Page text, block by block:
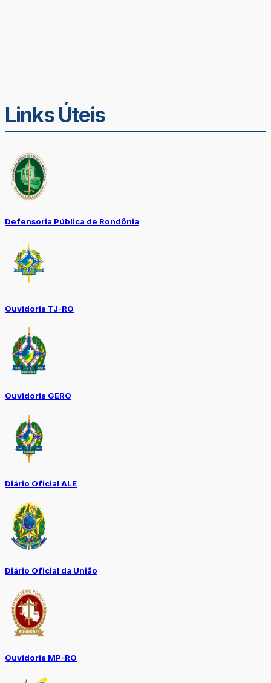
Links Úteis
Defensoria Pública de Rondônia
Ouvidoria TJ-RO
Ouvidoria GERO
Diário Oficial ALE
Diário Oficial da União
Ouvidoria MP-RO